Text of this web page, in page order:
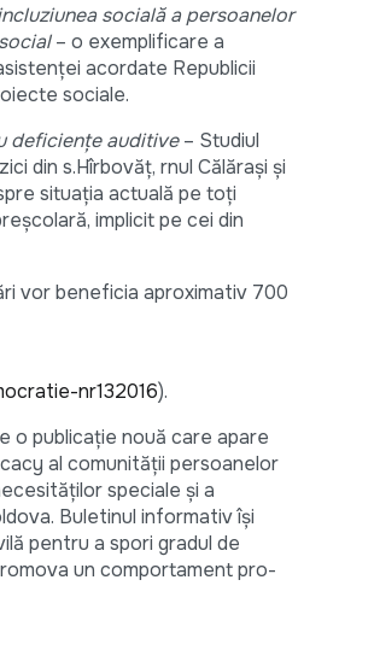
socială a persoanelor
– o exemplificare a
acordate Republicii
sociale.
deficiențe auditive– Studiul
din s.Hîrbovăț, rnul Călărași și
situația actuală pe toți
implicit pe cei din
vor beneficia aproximativ 700
nr132016).
o publicaţie nouă care apare
al comunității persoanelor
speciale și a
Buletinul informativ îşi
pentru a spori gradul de
un comportament pro-